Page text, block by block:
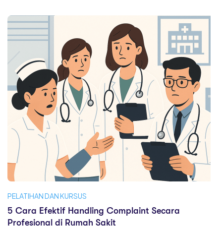
PELATIHAN DAN KURSUS
5 Cara Efektif Handling Complaint Secara
Profesional di Rumah Sakit